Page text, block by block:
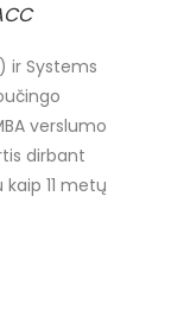
ir Systems
verslumo
dirbant
11 metų